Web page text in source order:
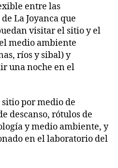
entre las
La Joyanca que
visitar el sitio y el
medio ambiente
ríos y sibal) y
una noche en el
por medio de
descanso, rótulos de
y medio ambiente, y
en el laboratorio del